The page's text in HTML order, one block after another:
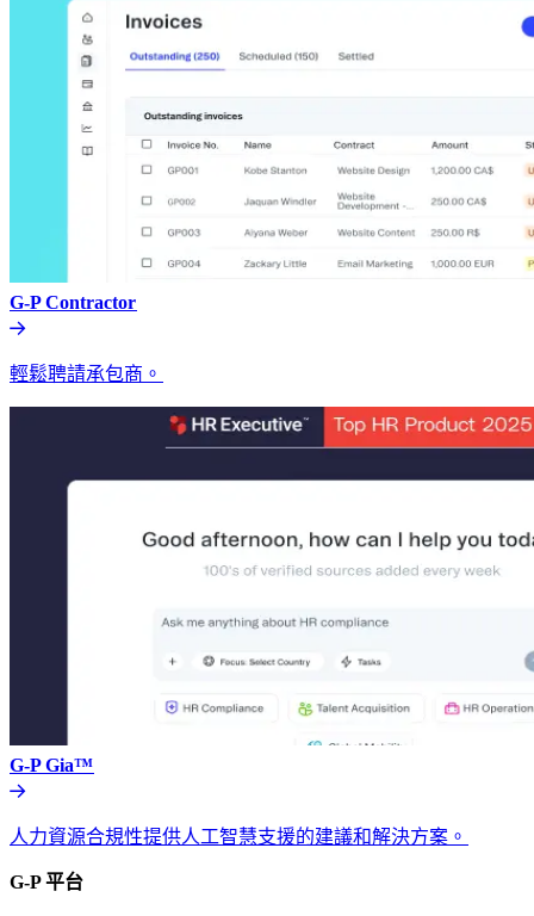
G-P Contractor​​
輕鬆聘請承包商。​​
G-P Gia™​​
人力資源合規性提供人工智慧支援的建議和解決方案。​​
G-P 平台​​